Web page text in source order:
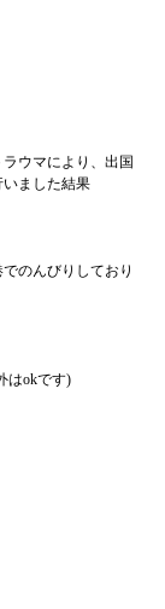
ウマにより、出国
ました結果
のんびりしており
はokです)